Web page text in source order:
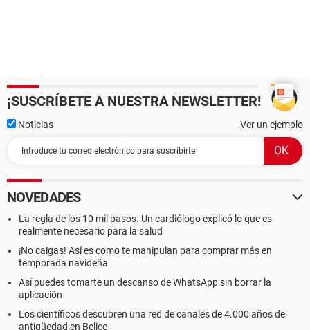
¡SUSCRÍBETE A NUESTRA NEWSLETTER!
Noticias Ver un ejemplo
NOVEDADES
La regla de los 10 mil pasos. Un cardiólogo explicó lo que es
realmente necesario para la salud
¡No caigas! Así es como te manipulan para comprar más en
temporada navideña
Así puedes tomarte un descanso de WhatsApp sin borrar la
aplicación
Los científicos descubren una red de canales de 4.000 años de
antigüedad en Belice